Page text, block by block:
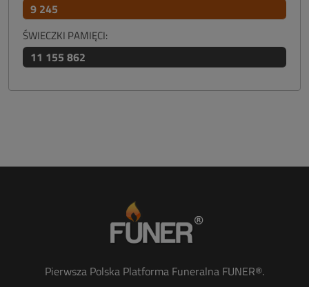
9 245
ŚWIECZKI PAMIĘCI:
11 155 862
Pierwsza Polska Platforma Funeralna FUNER®.